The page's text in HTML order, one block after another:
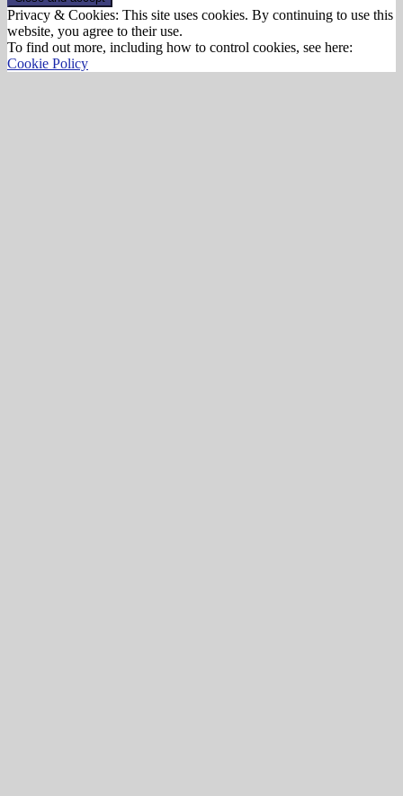
Privacy & Cookies: This site uses cookies. By continuing to use this
website, you agree to their use.
To find out more, including how to control cookies, see here:
Cookie Policy